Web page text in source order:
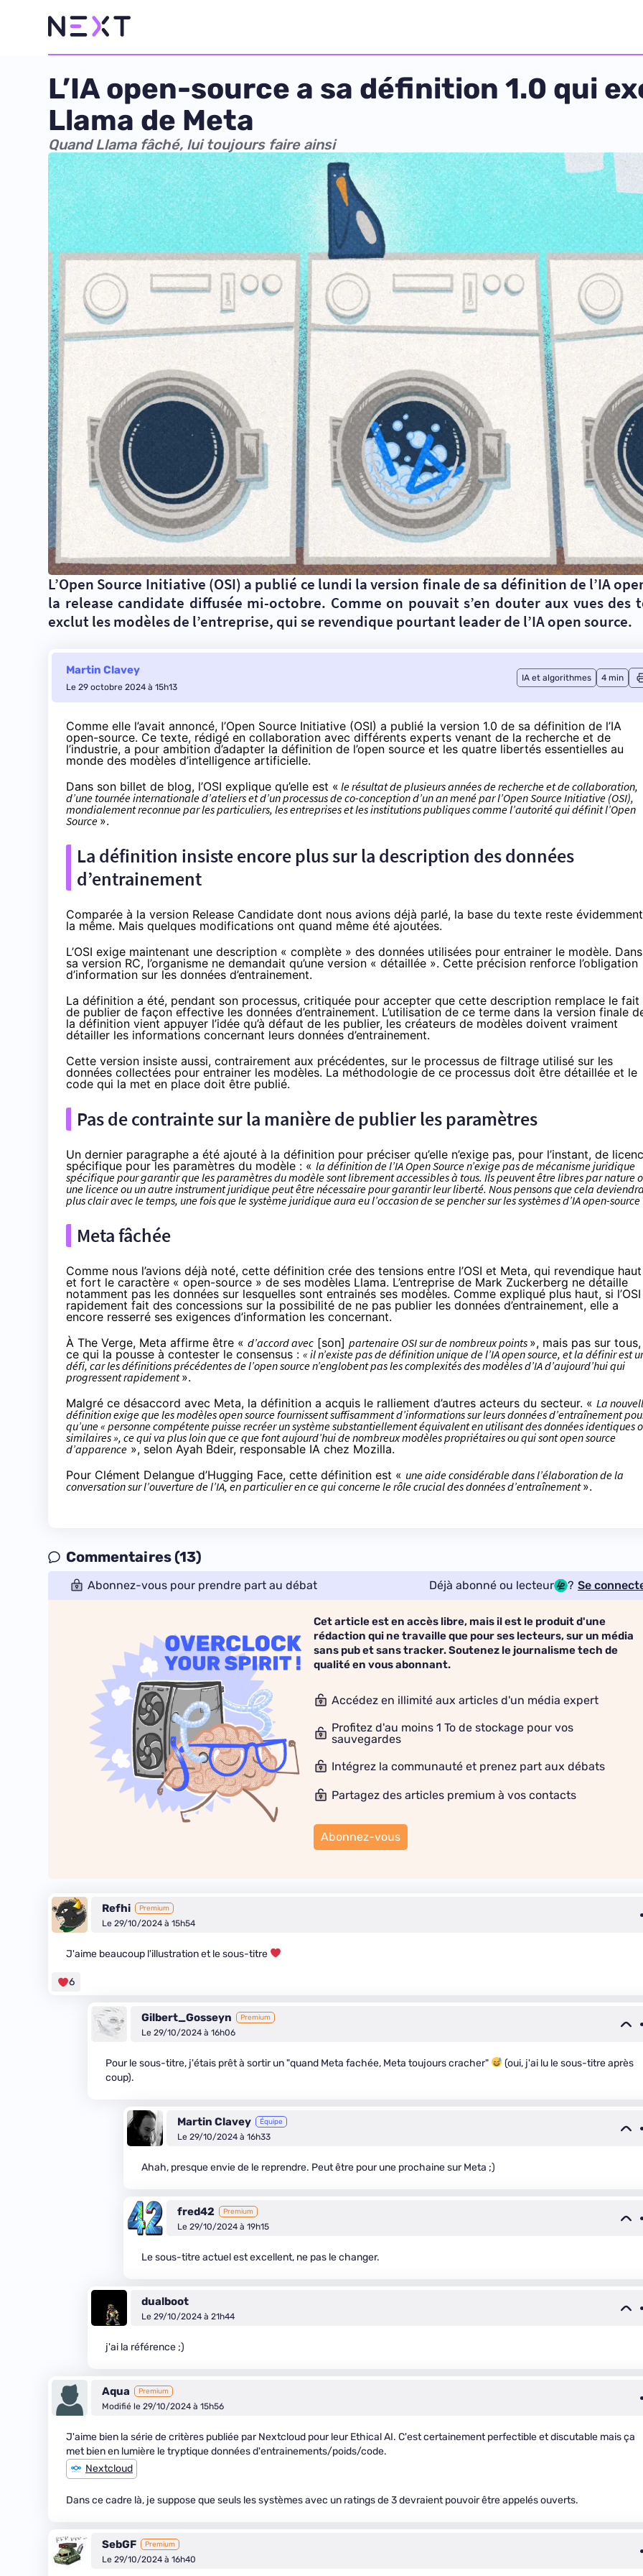
L’IA open-source a sa définition 1.0 qui
Llama de Meta
Quand Llama fâché, lui toujours faire ainsi
L’Open Source Initiative (OSI) a publié ce lundi la version finale de sa définition de l’IA
la release candidate diffusée mi-octobre. Comme on pouvait s’en douter aux vues
exclut les modèles de l’entreprise, qui se revendique pourtant leader de l’IA open source.
Martin Clavey
Le 29 octobre 2024 à 15h13
IA et algorithmes 4 min
Comme elle l’avait annoncé, l’Open Source Initiative (OSI) a publié la version 1.0 de sa définition de l’IA
open-source. Ce texte, rédigé en collaboration avec différents experts venant de la recherche et de
l’industrie, a pour ambition d’adapter la définition de l’open source et les quatre libertés essentielles au
monde des modèles d’intelligence artificielle.
Dans son billet de blog, l’OSI explique qu’elle est « le résultat de plusieurs années de recherche et de collaboration,
d’une tournée internationale d’ateliers et d’un processus de co-conception d’un an mené par l’Open Source Initiative (OSI),
mondialement reconnue par les particuliers, les entreprises et les institutions publiques comme l’autorité qui définit l’Open
Source ».
La définition insiste encore plus sur la description des données
d’entrainement
Comparée à la version Release Candidate dont nous avions déjà parlé, la base du texte reste évidemment
la même. Mais quelques modifications ont quand même été ajoutées.
L’OSI exige maintenant une description « complète » des données utilisées pour entrainer le modèle. Dans
sa version RC, l’organisme ne demandait qu’une version « détaillée ». Cette précision renforce l’obligation
d’information sur les données d’entrainement.
La définition a été, pendant son processus, critiquée pour accepter que cette description remplace le fait
de publier de façon effective les données d’entrainement. L’utilisation de ce terme dans la version finale
la définition vient appuyer l’idée qu’à défaut de les publier, les créateurs de modèles doivent vraiment
détailler les informations concernant leurs données d’entrainement.
Cette version insiste aussi, contrairement aux précédentes, sur le processus de filtrage utilisé sur les
données collectées pour entrainer les modèles. La méthodologie de ce processus doit être détaillée et le
code qui la met en place doit être publié.
Pas de contrainte sur la manière de publier les paramètres
Un dernier paragraphe a été ajouté à la définition pour préciser qu’elle n’exige pas, pour l’instant, de
spécifique pour les paramètres du modèle : « la définition de l’IA Open Source n’exige pas de mécanisme juridique
spécifique pour garantir que les paramètres du modèle sont librement accessibles à tous. Ils peuvent être libres par nature
une licence ou un autre instrument juridique peut être nécessaire pour garantir leur liberté. Nous pensons que cela deviendra
plus clair avec le temps, une fois que le système juridique aura eu l’occasion de se pencher sur les systèmes d’IA open-source
Meta fâchée
Comme nous l’avions déjà noté, cette définition crée des tensions entre l’OSI et Meta, qui revendique haut
et fort le caractère « open-source » de ses modèles Llama. L’entreprise de Mark Zuckerberg ne détaille
notamment pas les données sur lesquelles sont entrainés ses modèles. Comme expliqué plus haut, si l’OSI
rapidement fait des concessions sur la possibilité de ne pas publier les données d’entrainement, elle a
encore resserré ses exigences d’information les concernant.
À The Verge, Meta affirme être « d’accord avec [son] partenaire OSI sur de nombreux points », mais pas sur tous,
ce qui la pousse à contester le consensus : « il n’existe pas de définition unique de l’IA open source, et la définir est
défi, car les définitions précédentes de l’open source n’englobent pas les complexités des modèles d’IA d’aujourd’hui qui
progressent rapidement».
Malgré ce désaccord avec Meta, la définition a acquis le ralliement d’autres acteurs du secteur. « La
définition exige que les modèles open source fournissent suffisamment d’informations sur leurs données d’entraînement
qu’une « personne compétente puisse recréer un système substantiellement équivalent en utilisant des données identiques
similaires », ce qui va plus loin que ce que font aujourd’hui de nombreux modèles propriétaires ou qui sont open source
d’apparence », selon Ayah Bdeir, responsable IA chez Mozilla.
Pour Clément Delangue d’Hugging Face, cette définition est « une aide considérable dans l’élaboration de la
conversation sur l’ouverture de l’IA, en particulier en ce qui concerne le rôle crucial des données d’entraînement».
Commentaires (13)
Abonnez-vous pour prendre part au débat Déjà abonné ou lecteur ? Se
Cet article est en accès libre, mais il est le produit d'une
rédaction qui ne travaille que pour ses lecteurs, sur un média
sans pub et sans tracker. Soutenez le journalisme tech de
qualité en vous abonnant.
Accédez en illimité aux articles d'un média expert
Profitez d'au moins 1 To de stockage pour vos
sauvegardes
Intégrez la communauté et prenez part aux débats
Partagez des articles premium à vos contacts
Abonnez-vous
Refhi Premium
Le 29/10/2024 à 15h54
J'aime beaucoup l'illustration et le sous-titre
6
Gilbert_Gosseyn Premium
Le 29/10/2024 à 16h06
Pour le sous-titre, j'étais prêt à sortir un "quand Meta fachée, Meta toujours cracher"
(oui, j'ai lu le sous-titre après
coup).
Martin Clavey Équipe
Le 29/10/2024 à 16h33
Ahah, presque envie de le reprendre. Peut être pour une prochaine sur Meta ;)
fred42 Premium
Le 29/10/2024 à 19h15
Le sous-titre actuel est excellent, ne pas le changer.
dualboot
Le 29/10/2024 à 21h44
j'ai la référence ;)
Aqua Premium
Modifié le 29/10/2024 à 15h56
J'aime bien la série de critères publiée par Nextcloud pour leur Ethical AI. C'est certainement perfectible et discutable mais ça
met bien en lumière le tryptique données d'entrainements/poids/code.
Nextcloud
Dans ce cadre là, je suppose que seuls les systèmes avec un ratings de 3 devraient pouvoir être appelés ouverts.
SebGF Premium
Le 29/10/2024 à 16h40